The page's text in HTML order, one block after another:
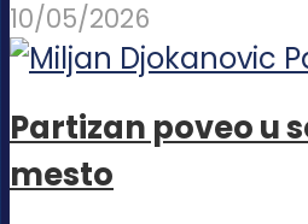
10/05/2026
Partizan poveo u
mesto